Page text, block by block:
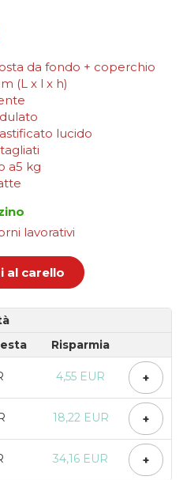
da fondo + coperchio
(L x l x h)
lucido
a5 kg
lavorativi
al carello
Risparmia
4,55 EUR +
18,22 EUR +
34,16 EUR +